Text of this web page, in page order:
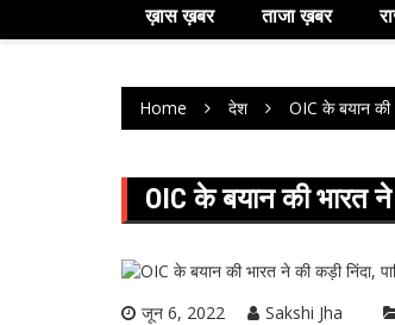
ख़ास ख़बर ताजा ख़बर
Home देश OIC के बयान की
OIC के बयान की भारत ने
जून 6, 2022 Sakshi Jha